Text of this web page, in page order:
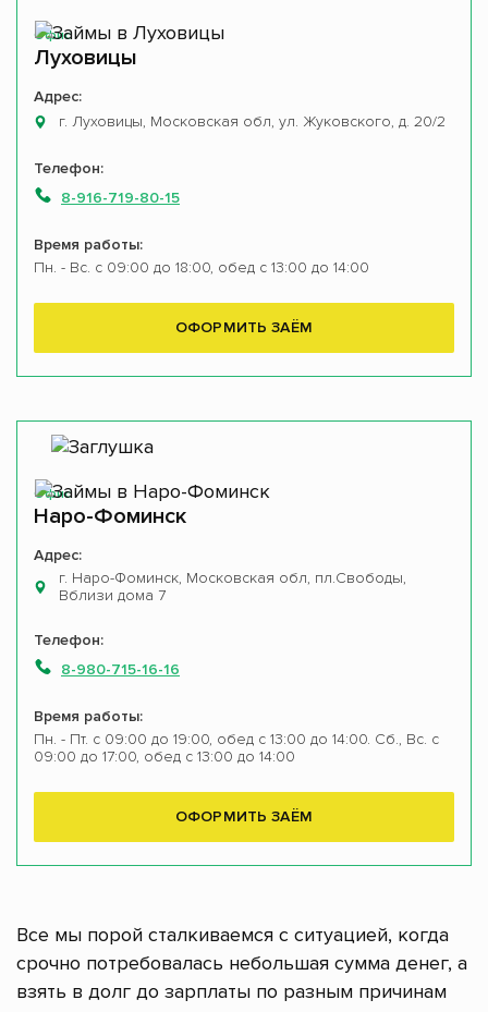
Офис
Луховицы
Адрес:
г. Луховицы, Московская обл, ул. Жуковского, д. 20/2
Телефон:
8-916-719-80-15
Время работы:
Пн. - Вс. с 09:00 до 18:00, обед с 13:00 до 14:00
ОФОРМИТЬ ЗАЁМ
Офис
Наро-Фоминск
Адрес:
г. Наро-Фоминск, Московская обл, пл.Свободы,
Вблизи дома 7
Телефон:
8-980-715-16-16
Время работы:
Пн. - Пт. с 09:00 до 19:00, обед с 13:00 до 14:00. Сб., Вс. с
09:00 до 17:00, обед с 13:00 до 14:00
ОФОРМИТЬ ЗАЁМ
Все мы порой сталкиваемся с ситуацией, когда
срочно потребовалась небольшая сумма денег, а
взять в долг до зарплаты по разным причинам